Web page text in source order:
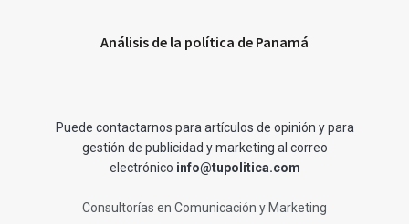
Análisis de la política de Panamá
Puede contactarnos para artículos de opinión y para
gestión de publicidad y marketing al correo
electrónico info@tupolitica.com
Consultorías en Comunicación y Marketing